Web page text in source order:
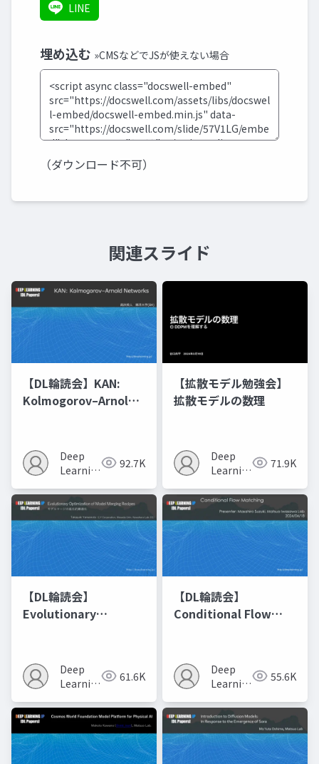
LINE
埋め込む »CMSなどでJSが使えない場合
（ダウンロード不可）
関連スライド
【DL輪読会】KAN:
Kolmogorov–Arnold
Deep
Learning
92.7K
【拡散モデル勉強会】
拡散モデルの数理
Deep
Learning
71.9K
【DL輪読会】
Evolutionary
Recipes モデルマージ
の進化的最適化
Deep
Learning
61.6K
【DL輪読会】
Conditional Flow
Deep
Learning
55.6K